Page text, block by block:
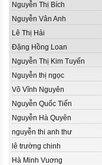
Nguyễn Thị Bích
Nguyễn Vân Anh
Lê Thị Hải
Đặng Hồng Loan
Nguyễn Thị Kim Tuyến
Nguyễn thị ngọc
Võ Vĩnh Nguyên
Nguyễn Quốc Tiến
Nguyễn Hà Quyên
nguyễn thi anh thư
lê trường chinh
Hà Minh Vuơng